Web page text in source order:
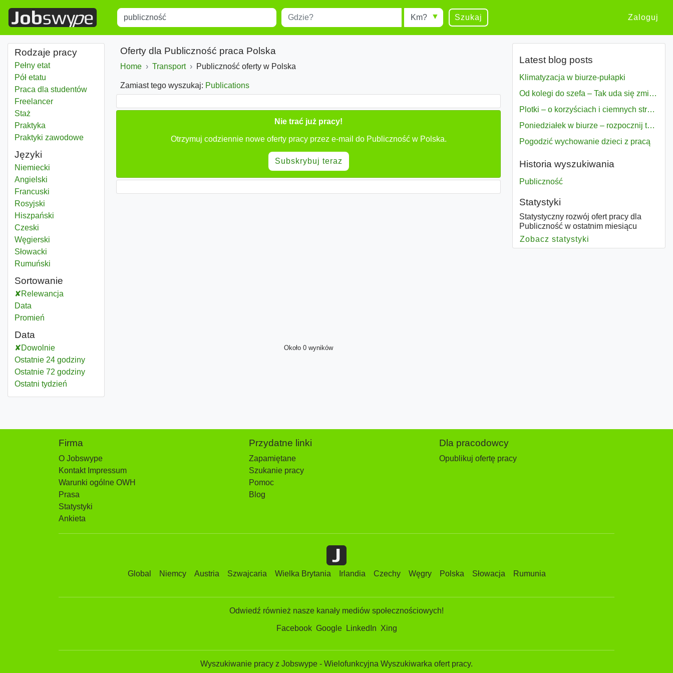
Title Miejscowość Radius Szukaj Zaloguj
Rodzaje pracy
Pełny etat
Pół etatu
Praca dla studentów
Freelancer
Staż
Praktyka
Praktyki zawodowe
Języki
Niemiecki
Angielski
Francuski
Rosyjski
Hiszpański
Czeski
Węgierski
Słowacki
Rumuński
Sortowanie
Relewancja
Data
Promień
Data
Dowolnie
Ostatnie 24 godziny
Ostatnie 72 godziny
Ostatni tydzień
Oferty dla Publiczność praca Polska
Home Transport Publiczność oferty w Polska
Zamiast tego wyszukaj: Publications
Nie trać już pracy!
Otrzymuj codziennie nowe oferty pracy przez e-mail do Publiczność w Polska.
Subskrybuj teraz
Około 0 wyników
Latest blog posts
Klimatyzacja w biurze-pułapki
Od kolegi do szefa – Tak uda się zmiana bezproblemowo
Plotki – o korzyściach i ciemnych stronach
Poniedziałek w biurze – rozpocznij tydzień w pełni zmotywowany
Pogodzić wychowanie dzieci z pracą
Historia wyszukiwania
Publiczność
Statystyki
Statystyczny rozwój ofert pracy dla
Publiczność w ostatnim miesiącu
Zobacz statystyki
Firma
O Jobswype
Kontakt Impressum
Warunki ogólne OWH
Prasa
Statystyki
Ankieta
Przydatne linki
Zapamiętane
Szukanie pracy
Pomoc
Blog
Dla pracodowcy
Opublikuj ofertę pracy
Global Niemcy Austria Szwajcaria Wielka Brytania Irlandia Czechy Węgry Polska Słowacja Rumunia
Odwiedź również nasze kanały mediów społecznościowych!
Facebook Google LinkedIn Xing
Wyszukiwanie pracy z Jobswype - Wielofunkcyjna Wyszukiwarka ofert pracy.